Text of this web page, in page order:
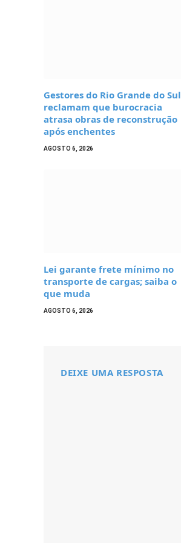
Gestores do Rio Grande do Sul
reclamam que burocracia
atrasa obras de reconstrução
após enchentes
AGOSTO 6, 2026
Lei garante frete mínimo no
transporte de cargas; saiba o
que muda
AGOSTO 6, 2026
DEIXE UMA RESPOSTA